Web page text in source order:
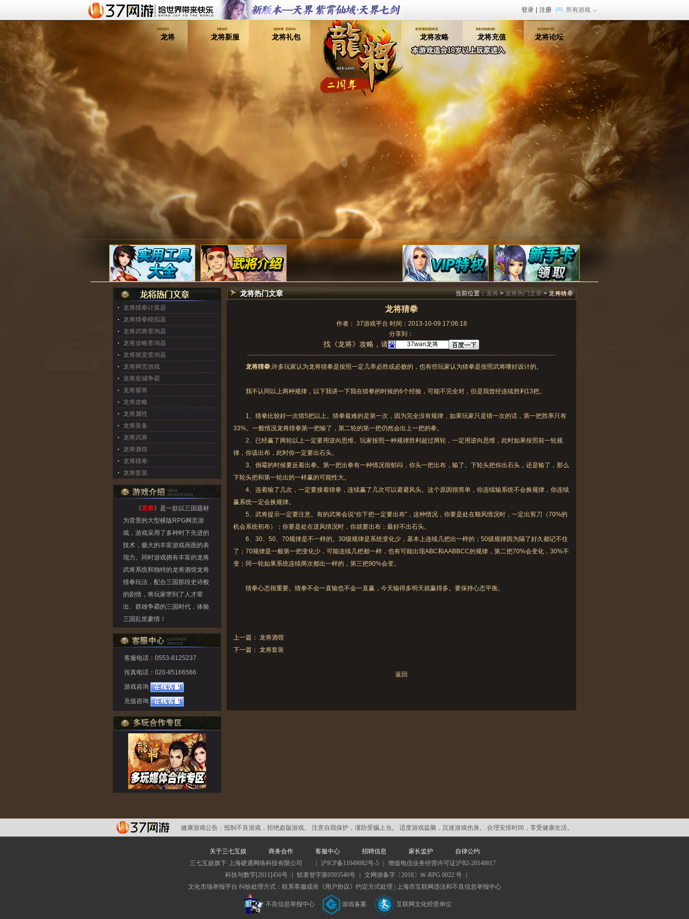
登录 注册 所有游戏
龙将 龙将新服 龙将礼包 龙将攻略 龙将充值 龙将论坛
龙将热门文章 当前位置：龙将>龙将热门文章> 龙将猜拳
龙将猜拳
作者： 37游戏平台 时间：2013-10-09 17:06:18
分享到：
找《龙将》攻略，请
龙将猜拳,许多玩家认为龙将猜拳是按照一定几率必胜或必败的，也有些玩家认为猜拳是按照武将嗜好设计的。
我不认同以上两种规律，以下我讲一下我在猜拳的时候的6个经验，可能不完全对，但是我曾经连续胜利13把。
1、猜拳比较好一次猜5把以上。猜拳最难的是第一次，因为完全没有规律，如果玩家只是猜一次的话，第一把胜率只有
33%。一般情况龙将猜拳第一把输了，第二轮的第一把仍然会出上一把的拳。
2、已经赢了两轮以上一定要用逆向思维。玩家按照一种规律胜利超过两轮，一定用逆向思维，此时如果按照前一轮规
律，你该出布，此时你一定要出石头。
3、倒霉的时候要反着出拳。第一把出拳有一种情况很郁闷，你头一把出布，输了。下轮头把你出石头，还是输了，那么
下轮头把和第一轮出的一样赢的可能性大。
4、连着输了几次，一定要接着猜拳，连续赢了几次可以避避风头。这个原因很简单，你连续输系统不会换规律，你连续
赢系统一定会换规律。
5、武将提示一定要注意。有的武将会说“你下把一定要出布”，这种情况，你要是处在顺风情况时，一定出剪刀（70%的
机会系统初布）；你要是处在逆风情况时，你就要出布；最好不出石头。
6、30、50、70规律是不一样的。30级规律是系统变化少，基本上连续几把出一样的；50级规律因为隔了好久都记不住
了；70规律是一般第一把变化少，可能连续几把都一样，也有可能出现ABC和AABBCC的规律，第二把70%会变化，30%不
变；同一轮如果系统连续两次都出一样的，第三把90%会变。
猜拳心态很重要。猜拳不会一直输也不会一直赢，今天输得多明天就赢得多。要保持心态平衡。
上一篇： 龙将酒馆
下一篇： 龙将套装
返回
龙将猜拳计算器
龙将猜拳模拟器
龙将武将查询器
龙将攻略查询器
龙将骑宠查询器
龙将网页游戏
龙将皇城争霸
龙将紫将
龙将攻略
龙将属性
龙将装备
龙将武将
龙将酒馆
龙将猜拳
龙将套装
《龙将》是一款以三国题材
为背景的大型横版RPG网页游
戏，游戏采用了多种时下先进的
技术，极大的丰富游戏画面的表
现力。同时游戏拥有丰富的龙将
武将系统和独特的龙将酒馆龙将
猜拳玩法，配合三国那段史诗般
的剧情，将玩家带到了人才辈
出、群雄争霸的三国时代，体验
三国乱世豪情！
客服电话：0553-8125237
传真电话：020-85166566
游戏咨询
充值咨询
健康游戏公告： 抵制不良游戏，拒绝盗版游戏。 注意自我保护，谨防受骗上当。 适度游戏益脑，沉迷游戏伤身。 合理安排时间，享受健康生活。
关于三七互娱 商务合作 客服中心 招聘信息 家长监护
自律公约
三七互娱旗下·上海硬通网络科技有限公司
沪ICP备11049082号-5
增值电信业务经营许可证沪B2-20140017
科技与数字[2011]456号
软著登字第0593540号 文网游备字〔2018〕Ｗ-RPG 0022 号
文化市场举报平台 纠纷处理方式：联系客服或依《用户协议》约定方式处理 | 上海市互联网违法和不良信息举报中心
不良信息举报中心 游戏备案 互联网文化经营单位